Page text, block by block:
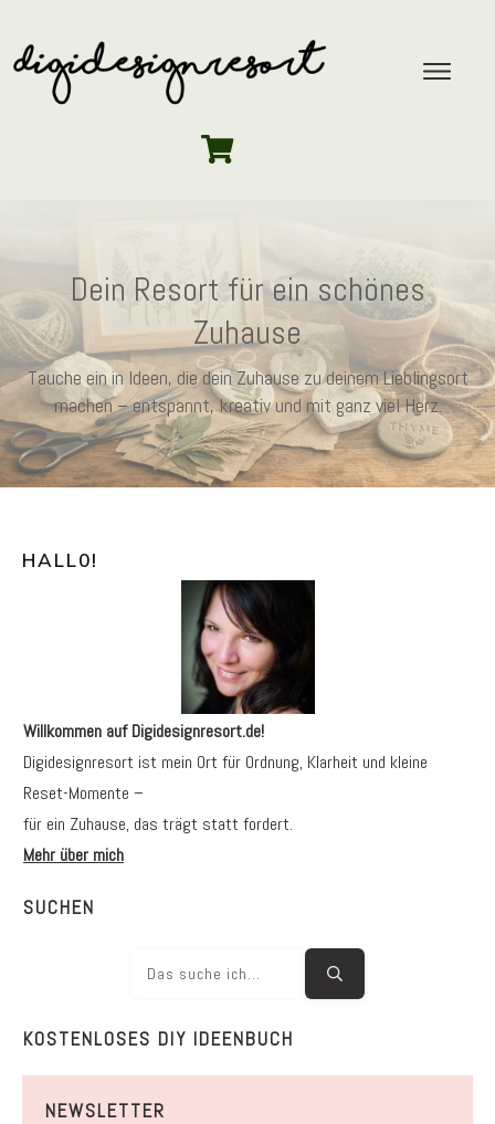
Dein Resort für ein schönes
Zuhause
Tauche ein in Ideen, die dein Zuhause zu deinem Lieblingsort
machen – entspannt, kreativ und mit ganz viel Herz.
HALL0!
Willkommen auf Digidesignresort.de!
Digidesignresort ist mein Ort für Ordnung, Klarheit und kleine
Reset-Momente –
für ein Zuhause, das trägt statt fordert.
Mehr über mich
SUCHEN
KOSTENLOSES DIY IDEENBUCH
NEWSLETTER